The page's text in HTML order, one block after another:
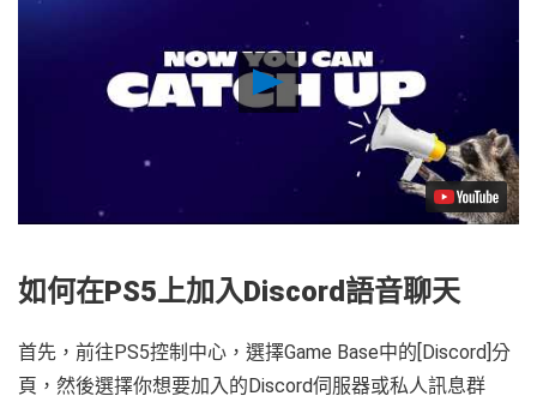
Play
Video
如何在PS5上加入Discord語音聊天
首先，前往PS5控制中心，選擇Game Base中的[Discord]分
頁，然後選擇你想要加入的Discord伺服器或私人訊息群